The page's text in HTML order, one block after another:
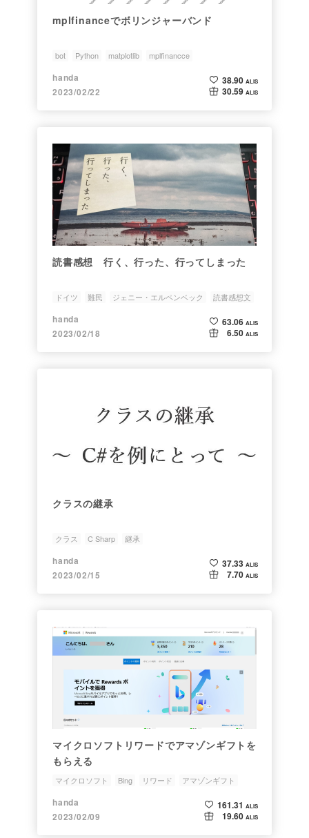
mplfinanceでボリンジャーバンド
bot Python matplotlib
mplfinancce
ボリンジャーバンド
handa
2023/02/22
38.90 ALIS
30.59 ALIS
読書感想 行く、行った、行ってしまった
ドイツ 難民 ジェニー・エルペンベック 読書感想文
handa
2023/02/18
63.06 ALIS
6.50 ALIS
クラスの継承
クラス C Sharp 継承
handa
2023/02/15
37.33 ALIS
7.70 ALIS
マイクロソフトリワードでアマゾンギフトを
もらえる
マイクロソフト Bing リワード アマゾンギフト
handa
2023/02/09
161.31 ALIS
19.60 ALIS